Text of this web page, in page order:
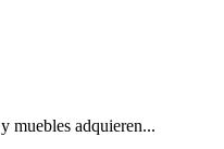
muebles adquieren...